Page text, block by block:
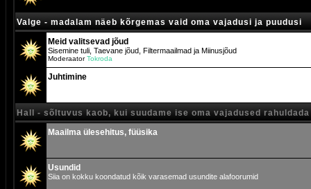
Valge - madalam näeb kõrgemas vaid oma vajadusi ja puudusi
Meid valitsevad jõud
Sisemine tuli, Taevane jõud, Filtermaailmad ja Miinusjõud
ModeraatorTokroda
Juhtimine
Hall - sõltuvus kaob, kui suudame ise oma vajadused rahuldada
Maailma ülesehitus, füüsika
Usundid
Siia on kokku koondatud kõik varasemad usundite alafoorumid